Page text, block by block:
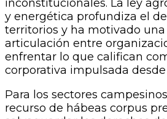
inconstitucionales. La ley
y energética profundiza el
territorios y ha motivado
articulación entre
enfrentar lo que califican
corporativa impulsada
Para los sectores
recurso de hábeas corpus